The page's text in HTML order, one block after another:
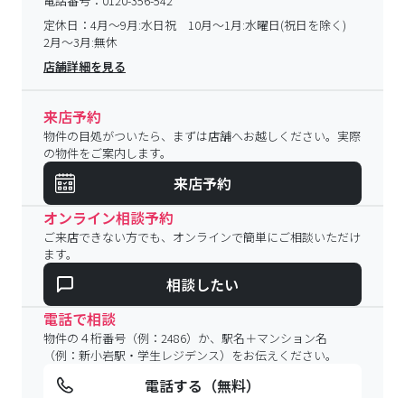
定休日： 4月～9月:水日祝 10月～1月:水曜日(祝日を除く)
2月～3月:無休
店舗詳細を見る
来店予約
物件の目処がついたら、まずは店舗へお越しください。実際
の物件をご案内します。
来店予約
オンライン相談予約
ご来店できない方でも、オンラインで簡単にご相談いただけ
ます。
相談したい
電話で相談
物件の４桁番号（例：2486）か、駅名＋マンション名
（例：新小岩駅・学生レジデンス）をお伝えください。
電話する（無料）